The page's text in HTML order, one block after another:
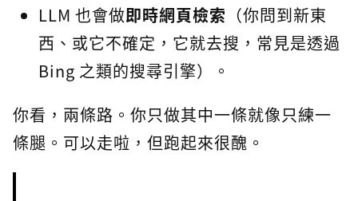
LLM 也會做即時網頁檢索 （你問到新東
西、或它不確定，它就去搜，常見是透過
Bing 之類的搜尋引擎）。
你看，兩條路。你只做其中一條就像只練一
條腿。可以走啦，但跑起來很醜。